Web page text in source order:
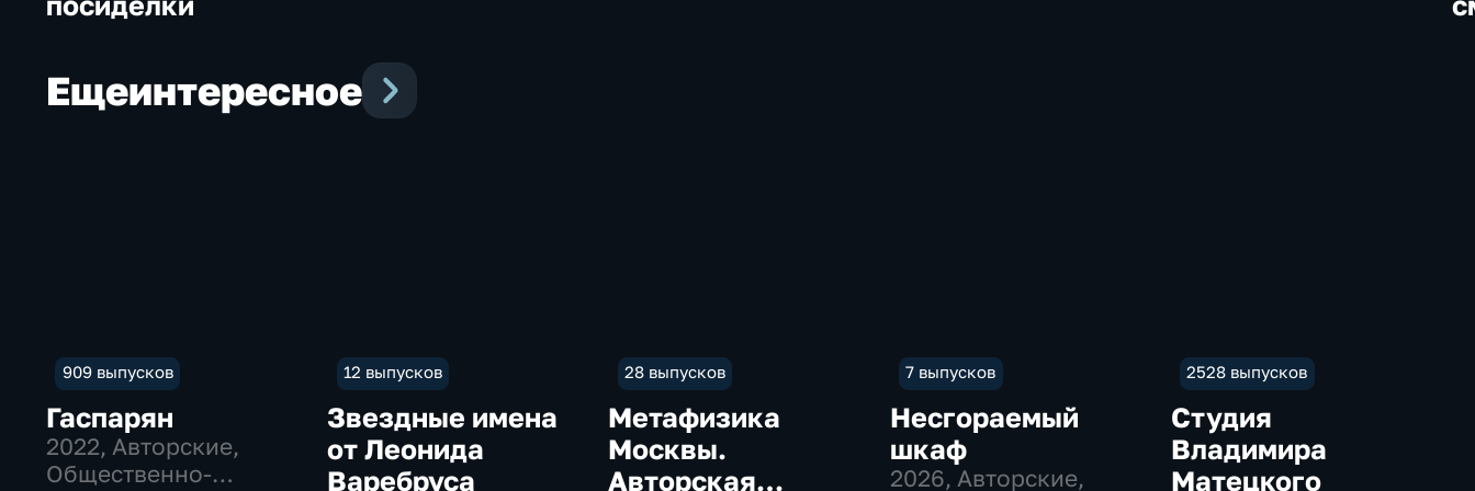
Ещеинтересное
909 выпусков
Гаспарян
2022, Авторские,
Общественно-
12 выпусков
Звездные имена
от Леонида
Варебруса
28 выпусков
Метафизика
Москвы.
Авторская
7 выпусков
Несгораемый
шкаф
2026, Авторские,
2528 выпусков
Студия
Владимира
Матецкого